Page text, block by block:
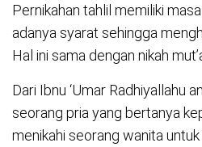
Pernikahan tahlil memiliki
adanya syarat sehingga
Hal ini sama dengan nikah
Dari Ibnu ‘Umar Radhiyallahu
seorang pria yang bertanya
menikahi seorang wanita